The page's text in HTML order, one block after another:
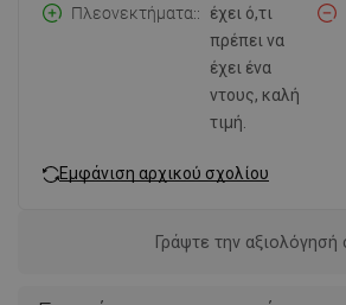
Πλεονεκτήματα:
έχει ό,τι
πρέπει να
έχει ένα
ντους, καλή
τιμή.
Εμφάνιση αρχικού σχολίου
Γράψτε την αξιολόγησή